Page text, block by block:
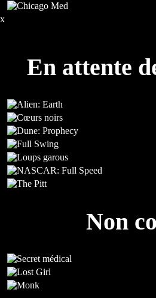
En attente
Non